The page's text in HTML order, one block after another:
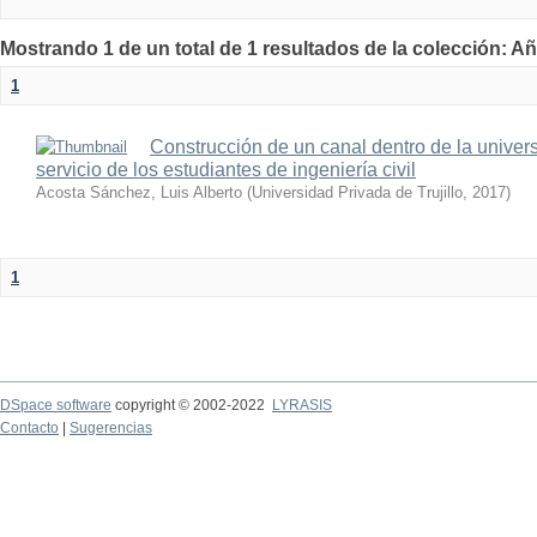
Mostrando 1 de un total de 1 resultados de la colección:
1
Construcción de un canal dentro de la
servicio de los estudiantes de ingeniería civil
Acosta Sánchez, Luis Alberto (Universidad Privada de Trujillo, 2017)
1
DSpace software copyright © 2002-2022
LYRASIS
Contacto
Sugerencias